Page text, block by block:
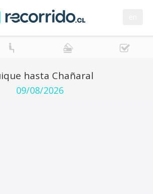
hasta Chañaral
09/08/2026